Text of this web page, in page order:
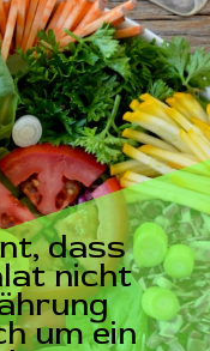
dass
nicht
um ein